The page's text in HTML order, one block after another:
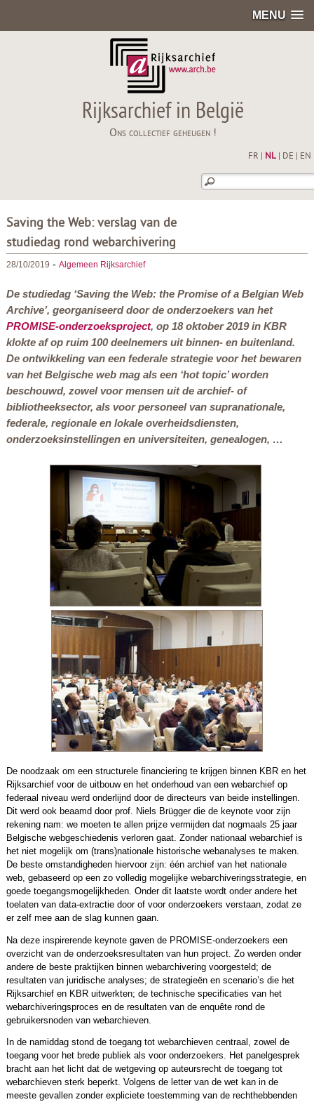
MENU
Rijksarchief in België
Ons collectief geheugen !
FR NL| DE EN
Saving the Web: verslag van de
studiedag rond webarchivering
28/10/2019 - Algemeen Rijksarchief
De studiedag ‘Saving the Web: the Promise of a Belgian Web
Archive’, georganiseerd door de onderzoekers van het
PROMISE-onderzoeksproject, op 18 oktober 2019 in KBR
klokte af op ruim 100 deelnemers uit binnen- en buitenland.
De ontwikkeling van een federale strategie voor het bewaren
van het Belgische web mag als een ‘hot topic’ worden
beschouwd, zowel voor mensen uit de archief- of
bibliotheeksector, als voor personeel van supranationale,
federale, regionale en lokale overheidsdiensten,
onderzoeksinstellingen en universiteiten, genealogen, …
De noodzaak om een structurele financiering te krijgen binnen KBR en het
Rijksarchief voor de uitbouw en het onderhoud van een webarchief op
federaal niveau werd onderlijnd door de directeurs van beide instellingen.
Dit werd ook beaamd door prof. Niels Brügger die de keynote voor zijn
rekening nam: we moeten te allen prijze vermijden dat nogmaals 25 jaar
Belgische webgeschiedenis verloren gaat. Zonder nationaal webarchief is
het niet mogelijk om (trans)nationale historische webanalyses te maken.
De beste omstandigheden hiervoor zijn: één archief van het nationale
web, gebaseerd op een zo volledig mogelijke webarchiveringsstrategie, en
goede toegangsmogelijkheden. Onder dit laatste wordt onder andere het
toelaten van data-extractie door of voor onderzoekers verstaan, zodat ze
er zelf mee aan de slag kunnen gaan.
Na deze inspirerende keynote gaven de PROMISE-onderzoekers een
overzicht van de onderzoeksresultaten van hun project. Zo werden onder
andere de beste praktijken binnen webarchivering voorgesteld; de
resultaten van juridische analyses; de strategieën en scenario’s die het
Rijksarchief en KBR uitwerkten; de technische specificaties van het
webarchiveringsproces en de resultaten van de enquête rond de
gebruikersnoden van webarchieven.
In de namiddag stond de toegang tot webarchieven centraal, zowel de
toegang voor het brede publiek als voor onderzoekers. Het panelgesprek
bracht aan het licht dat de wetgeving op auteursrecht de toegang tot
webarchieven sterk beperkt. Volgens de letter van de wet kan in de
meeste gevallen zonder expliciete toestemming van de rechthebbenden